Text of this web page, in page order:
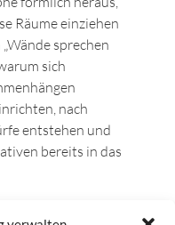
Räume einziehen
sprechen
sich
nach
entstehen und
bereits in das